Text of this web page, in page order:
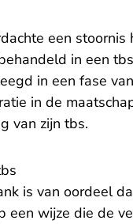
een
in een
in een fase
in de
van zijn tbs.
is van oordeel
een wijze die de